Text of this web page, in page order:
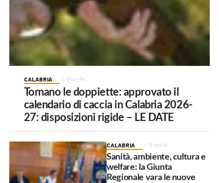
CALABRIA 9 ore fa
Tornano le doppiette: approvato il
calendario di caccia in Calabria 2026-
27: disposizioni rigide – LE DATE
CALABRIA 9 ore fa
Sanità, ambiente, cultura e
welfare: la Giunta
Regionale vara le nuove